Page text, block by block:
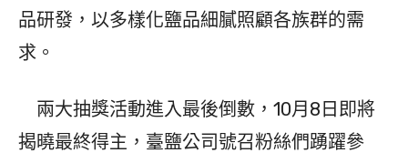
品研發，以多樣化鹽品細膩照顧各族群的需
求。
兩大抽獎活動進入最後倒數，10月8日即將
揭曉最終得主，臺鹽公司號召粉絲們踴躍參